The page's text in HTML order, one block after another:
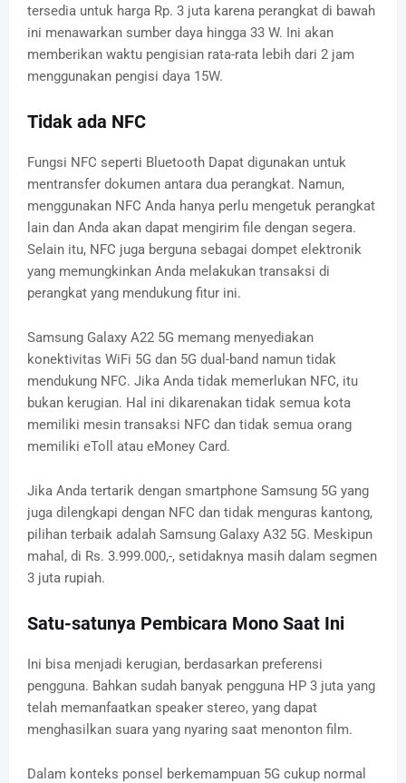
tersedia untuk harga Rp. 3 juta karena perangkat di bawah
ini menawarkan sumber daya hingga 33 W. Ini akan
memberikan waktu pengisian rata-rata lebih dari 2 jam
menggunakan pengisi daya 15W.
Tidak ada NFC
Fungsi NFC seperti Bluetooth Dapat digunakan untuk
mentransfer dokumen antara dua perangkat. Namun,
menggunakan NFC Anda hanya perlu mengetuk perangkat
lain dan Anda akan dapat mengirim file dengan segera.
Selain itu, NFC juga berguna sebagai dompet elektronik
yang memungkinkan Anda melakukan transaksi di
perangkat yang mendukung fitur ini.
Samsung Galaxy A22 5G memang menyediakan
konektivitas WiFi 5G dan 5G dual-band namun tidak
mendukung NFC. Jika Anda tidak memerlukan NFC, itu
bukan kerugian. Hal ini dikarenakan tidak semua kota
memiliki mesin transaksi NFC dan tidak semua orang
memiliki eToll atau eMoney Card.
Jika Anda tertarik dengan smartphone Samsung 5G yang
juga dilengkapi dengan NFC dan tidak menguras kantong,
pilihan terbaik adalah Samsung Galaxy A32 5G. Meskipun
mahal, di Rs. 3.999.000,-, setidaknya masih dalam segmen
3 juta rupiah.
Satu-satunya Pembicara Mono Saat Ini
Ini bisa menjadi kerugian, berdasarkan preferensi
pengguna. Bahkan sudah banyak pengguna HP 3 juta yang
telah memanfaatkan speaker stereo, yang dapat
menghasilkan suara yang nyaring saat menonton film.
Dalam konteks ponsel berkemampuan 5G cukup normal